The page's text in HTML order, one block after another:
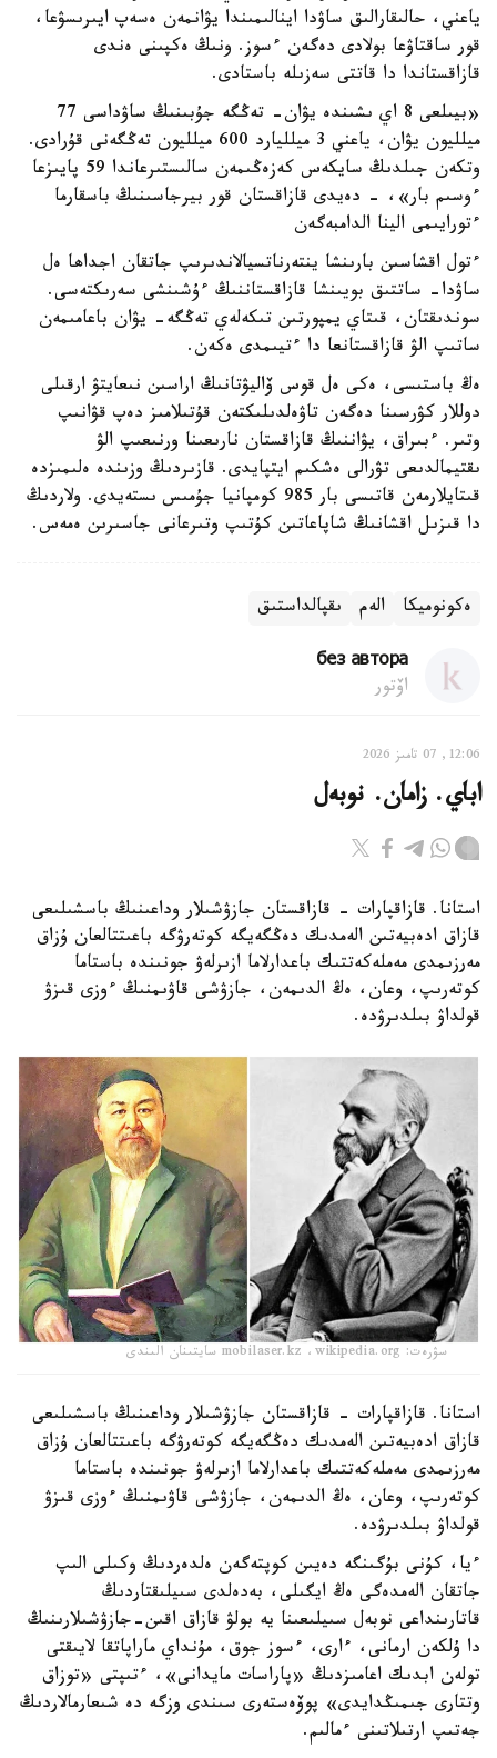
ياعني، حالىقارالىق ساۋدا اينالىمىندا يۋانمەن ەسەپ ايىرىسۋعا،
قور ساقتاۋعا بولادى دەگەن ءسوز. ونىڭ ەكپىنى ەندى
قازاقستاندا دا قاتتى سەزىلە باستادى.
«بيىلعى 8 اي ىشىندە يۋان- تەڭگە جۇبىنىڭ ساۋداسى 77
ميلليون يۋان، ياعني 3 ميلليارد 600 ميلليون تەڭگەنى قۇرادى.
وتكەن جىلدىڭ سايكەس كەزەڭىمەن سالىستىرعاندا 59 پايىزعا
ءوسىم بار»، - دەيدى قازاقستان قور بيرجاسىنىڭ باسقارما
ءتورايىمى الينا الدامبەگەن
ءتول اقشاسىن بارىنشا ينتەرناتسيالاندىرىپ جاتقان اجداھا ەل
ساۋدا- ساتتىق بويىنشا قازاقستاننىڭ ءۇشىنشى سەرىكتەسى.
سوندىقتان، قىتاي يمپورتىن تىكەلەي تەڭگە- يۋان باعامىمەن
ساتىپ الۋ قازاقستانعا دا ءتيىمدى ەكەن.
ەڭ باستىسى، ەكى ەل قوس ۆاليۋتانىڭ اراسىن نىعايتۋ ارقىلى
دوللار كۋرسىنا دەگەن تاۋەلدىلىكتەن قۇتىلامىز دەپ قۋانىپ
وتىر. ءبىراق، يۋاننىڭ قازاقستان نارىعىنا ورنىعىپ الۋ
ىقتيمالدىعى تۋرالى ەشكىم ايتپايدى. قازىردىڭ وزىندە ەلىمىزدە
قىتايلارمەن قاتىسى بار 985 كومپانيا جۇمىس ىستەيدى. ولاردىڭ
دا قىزىل اقشانىڭ شاپاعاتىن كۇتىپ وتىرعانى جاسىرىن ەمەس.
ەكونوميكا الەم ىقپالداستىق
без автора
اۆتور
12:06, 07 تامىز 2026
اباي. زامان. نوبەل
استانا. قازاقپارات - قازاقستان جازۋشىلار وداعىنىڭ باسشىلىعى
قازاق ادەبيەتىن الەمدىك دەڭگەيگە كوتەرۋگە باعىتتالعان ۇزاق
مەرزىمدى مەملەكەتتىك باعدارلاما ازىرلەۋ جونىندە باستاما
كوتەرىپ، وعان، ەڭ الدىمەن، جازۋشى قاۋىمنىڭ ءوزى قىزۋ
قولداۋ بىلدىرۋدە.
سۋرەت: mobilaser.kz ،wikipedia.org سايتىنان الىندى
استانا. قازاقپارات - قازاقستان جازۋشىلار وداعىنىڭ باسشىلىعى
قازاق ادەبيەتىن الەمدىك دەڭگەيگە كوتەرۋگە باعىتتالعان ۇزاق
مەرزىمدى مەملەكەتتىك باعدارلاما ازىرلەۋ جونىندە باستاما
كوتەرىپ، وعان، ەڭ الدىمەن، جازۋشى قاۋىمنىڭ ءوزى قىزۋ
قولداۋ بىلدىرۋدە.
ءيا، كۇنى بۇگىنگە دەيىن كوپتەگەن ەلدەردىڭ وكىلى الىپ
جاتقان الەمدەگى ەڭ ايگىلى، بەدەلدى سىيلىقتاردىڭ
قاتارىنداعى نوبەل سىيلىعىنا يە بولۋ قازاق اقىن-جازۋشىلارىنىڭ
دا ۇلكەن ارمانى، ءارى، ءسوز جوق، مۇنداي ماراپاتقا لايىقتى
تولەن ابدىك اعامىزدىڭ «پاراسات مايدانى»، ءتىپتى «توزاق
وتتارى جىمىڭدايدى» پوۆەستەرى سىندى وزگە دە شىعارمالاردىڭ
جەتىپ ارتىلاتىنى ءمالىم.